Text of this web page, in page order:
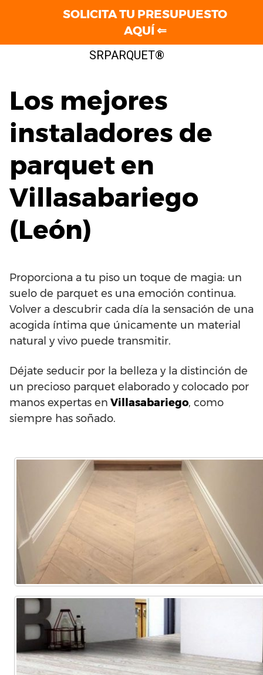
SRPARQUET®
Los mejores
instaladores de
parquet en
Villasabariego
(León)
Proporciona a tu piso un toque de magia: un
suelo de parquet es una emoción continua.
Volver a descubrir cada día la sensación de una
acogida íntima que únicamente un material
natural y vivo puede transmitir.
Déjate seducir por la belleza y la distinción de
un precioso parquet elaborado y colocado por
manos expertas en Villasabariego, como
siempre has soñado.
SOLICITA TU PRESUPUESTO
AQUÍ ⇐